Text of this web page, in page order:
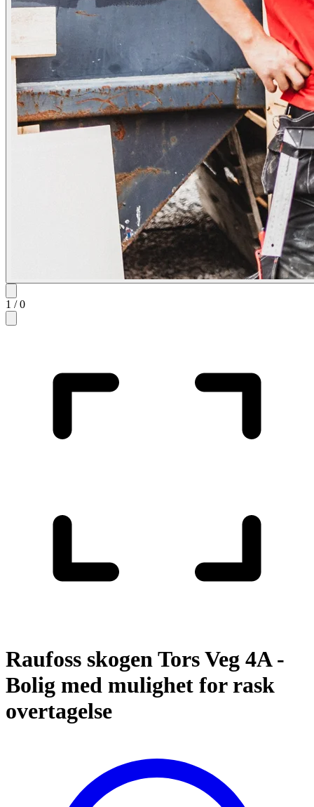
1 /0
Raufoss skogen Tors Veg 4A -
Bolig med mulighet for rask
overtagelse